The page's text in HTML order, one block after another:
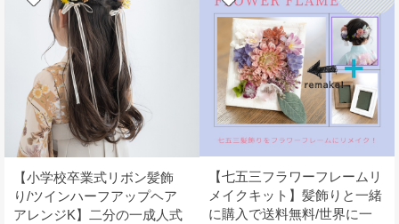
【小学校卒業式リボン髪飾
り/ツインハーフアップヘア
アレンジK】二分の一成人式
【七五三フラワーフレームリ
メイクキット】髪飾りと一緒
に購入で送料無料/世界に一